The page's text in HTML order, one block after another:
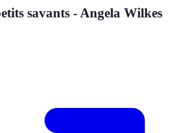
savants - Angela Wilkes